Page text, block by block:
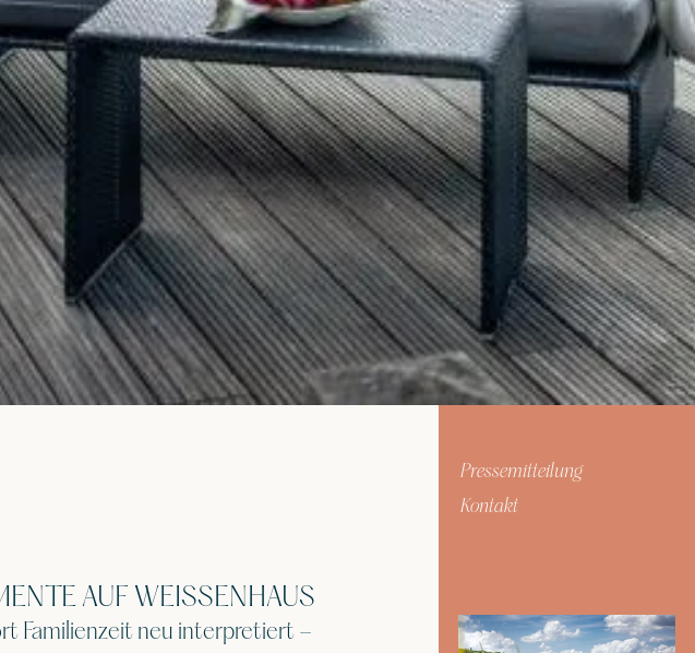
AUF WEISSENHAUS
Familienzeit neu interpretiert –
Pressemitteilung
Kontakt